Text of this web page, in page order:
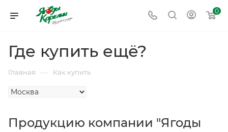
0
Где купить ещё?
Главная — Как купить
Продукцию компании "Ягоды